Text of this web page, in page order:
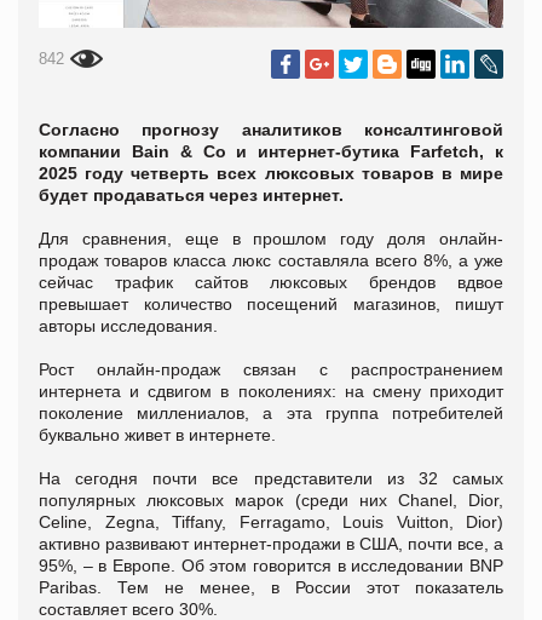
842
Согласно прогнозу аналитиков консалтинговой
компании Bain & Со и интернет-бутика Farfetch, к
2025 году четверть всех люксовых товаров в мире
будет продаваться через интернет.
Для сравнения, еще в прошлом году доля онлайн-
продаж товаров класса люкс составляла всего 8%, а уже
сейчас трафик сайтов люксовых брендов вдвое
превышает количество посещений магазинов, пишут
авторы исследования.
Рост онлайн-продаж связан с распространением
интернета и сдвигом в поколениях: на смену приходит
поколение миллениалов, а эта группа потребителей
буквально живет в интернете.
На сегодня почти все представители из 32 самых
популярных люксовых марок (среди них Chanel, Dior,
Celine, Zegna, Tiffany, Ferragamo, Louis Vuitton, Dior)
активно развивают интернет-продажи в США, почти все, а
95%, – в Европе. Об этом говорится в исследовании BNP
Paribas. Тем не менее, в России этот показатель
составляет всего 30%.